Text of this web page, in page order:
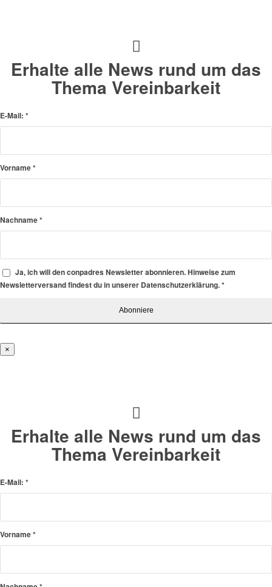
Erhalte alle News rund um das
Thema Vereinbarkeit
E-Mail: *
Vorname*
Nachname*
Ja, ich will den conpadres Newsletter abonnieren. Hinweise zum
Newsletterversand findest du in unserer Datenschutzerklärung.*
×
Erhalte alle News rund um das
Thema Vereinbarkeit
E-Mail: *
Vorname*